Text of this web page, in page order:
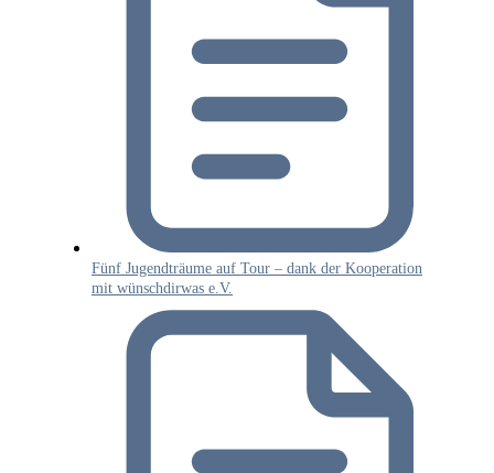
Fünf Jugendträume auf Tour – dank der Kooperation
mit wünschdirwas e.V.